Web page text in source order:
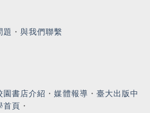
題 ・與我們聯繫
園書店介紹 ・媒體報導 ・ 臺大出版中
首頁 ・